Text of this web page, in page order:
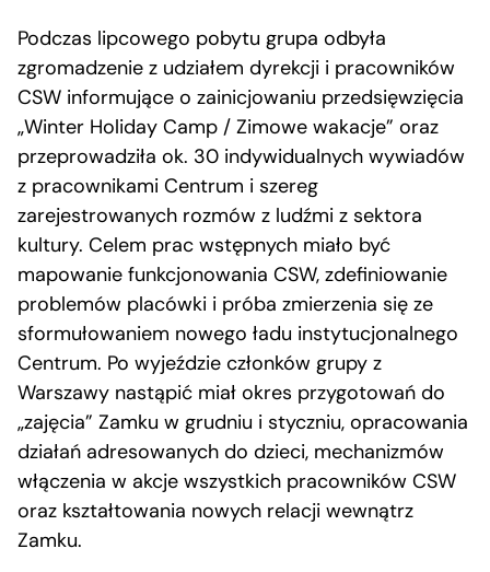
Podczas lipcowego pobytu grupa odbyła
zgromadzenie z udziałem dyrekcji i pracowników
CSW informujące o zainicjowaniu przedsięwzięcia
„Winter Holiday Camp / Zimowe wakacje” oraz
przeprowadziła ok. 30 indywidualnych wywiadów
z pracownikami Centrum i szereg
zarejestrowanych rozmów z ludźmi z sektora
kultury. Celem prac wstępnych miało być
mapowanie funkcjonowania CSW, zdefiniowanie
problemów placówki i próba zmierzenia się ze
sformułowaniem nowego ładu instytucjonalnego
Centrum. Po wyjeździe członków grupy z
Warszawy nastąpić miał okres przygotowań do
„zajęcia” Zamku w grudniu i styczniu, opracowania
działań adresowanych do dzieci, mechanizmów
włączenia w akcje wszystkich pracowników CSW
oraz kształtowania nowych relacji wewnątrz
Zamku.